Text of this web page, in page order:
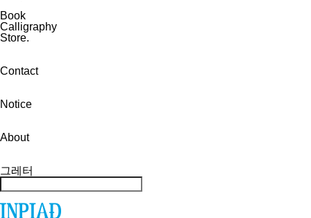
Book
Calligraphy
Store.
Contact
Notice
About
그레터